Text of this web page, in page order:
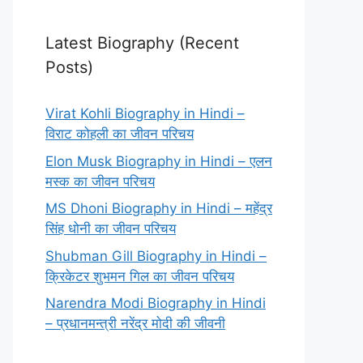
Latest Biography (Recent
Posts)
Virat Kohli Biography in Hindi –
विराट कोहली का जीवन परिचय
Elon Musk Biography in Hindi – एलन
मस्क का जीवन परिचय
MS Dhoni Biography in Hindi – महेंद्र
सिंह धोनी का जीवन परिचय
Shubman Gill Biography in Hindi –
क्रिकेटर शुभमन गिल का जीवन परिचय
Narendra Modi Biography in Hindi
– प्रधानमन्त्री नरेंद्र मोदी की जीवनी